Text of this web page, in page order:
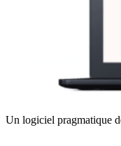
Un logiciel pragmatique